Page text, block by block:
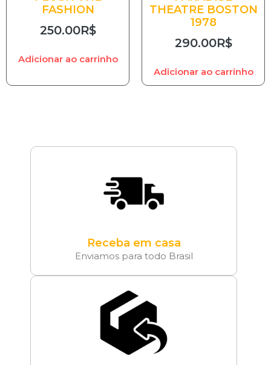
FASHION
250.00R$
Adicionar ao carrinho
THEATRE BOSTON
1978
290.00R$
Adicionar ao carrinho
Receba em casa
Enviamos para todo Brasil